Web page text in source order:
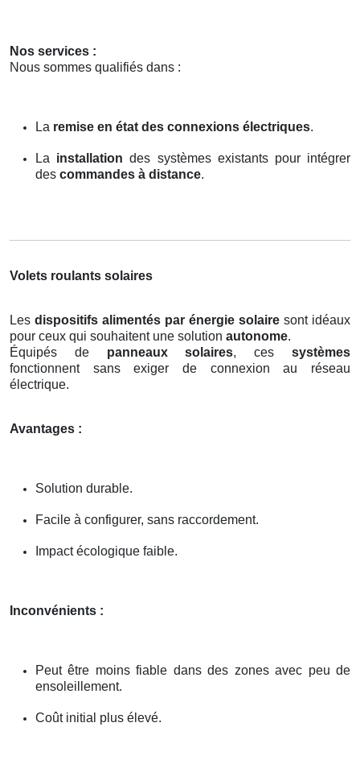
Nos services :
Nous sommes qualifiés dans :
La remise en état des connexions électriques.
La installation des systèmes existants pour intégrer
des commandes à distance.
Volets roulants solaires
Les dispositifs alimentés par énergie solaire sont idéaux
pour ceux qui souhaitent une solution autonome.
Équipés de panneaux solaires, cessystèmes
fonctionnent sans exiger de connexion au réseau
électrique.
Avantages :
Solution durable.
Facile à configurer, sans raccordement.
Impact écologique faible.
Inconvénients :
Peut être moins fiable dans des zones avec peu de
ensoleillement.
Coût initial plus élevé.